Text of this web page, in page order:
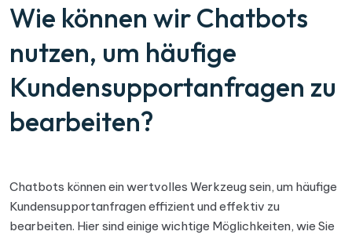
Wie können wir Chatbots
nutzen, um häufige
Kundensupportanfragen zu
bearbeiten?
Chatbots können ein wertvolles Werkzeug sein, um häufige
Kundensupportanfragen effizient und effektiv zu
bearbeiten. Hier sind einige wichtige Möglichkeiten, wie Sie